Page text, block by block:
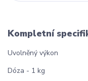
Kompletní
Uvolněný výkon
Dóza - 1 kg